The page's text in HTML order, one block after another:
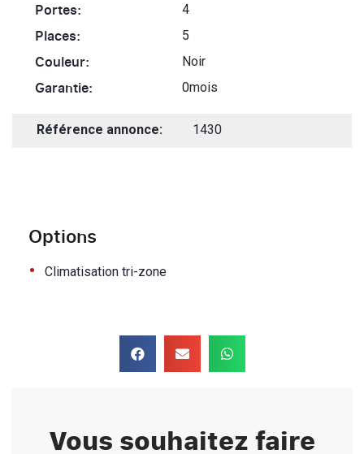
Options
• Climatisation tri-zone
Portes: 4
Places: 5
Couleur: Noir
Garantie: 0mois
Référence annonce: 1430
Vous souhaitez faire